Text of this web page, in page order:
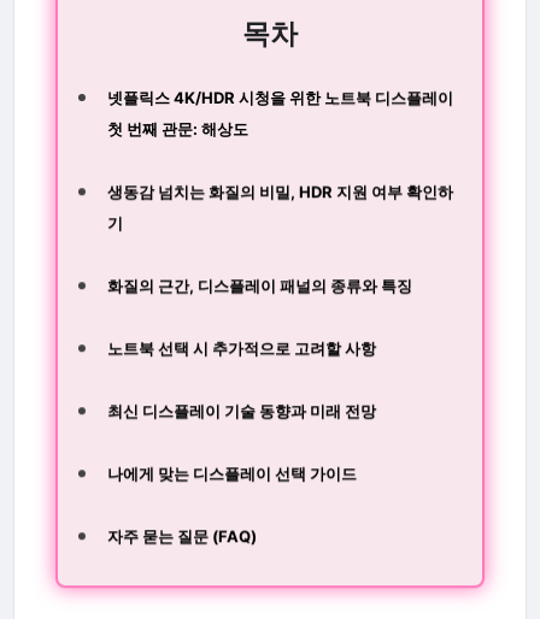
목차
넷플릭스 4K/HDR 시청을 위한 노트북 디스플레이
첫 번째 관문: 해상도
생동감 넘치는 화질의 비밀, HDR 지원 여부 확인하
기
화질의 근간, 디스플레이 패널의 종류와 특징
노트북 선택 시 추가적으로 고려할 사항
최신 디스플레이 기술 동향과 미래 전망
나에게 맞는 디스플레이 선택 가이드
자주 묻는 질문 (FAQ)